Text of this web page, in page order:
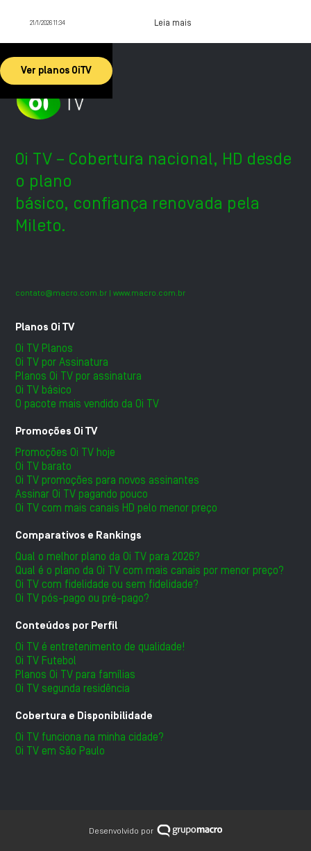
21/1/2026 11:34 Leia mais
Ver planos OiTV
Oi TV – Cobertura nacional, HD desde
o plano
básico, confiança renovada pela
Mileto.
contato@macro.com.br | www.macro.com.br
Planos Oi TV
Oi TV Planos
Oi TV por Assinatura
Planos Oi TV por assinatura
Oi TV básico
O pacote mais vendido da Oi TV
Promoções Oi TV
Promoções Oi TV hoje
Oi TV barato
Oi TV promoções para novos assinantes
Assinar Oi TV pagando pouco
Oi TV com mais canais HD pelo menor preço
Comparativos e Rankings
Qual o melhor plano da Oi TV para 2026?
Qual é o plano da Oi TV com mais canais por menor preço?
Oi TV com fidelidade ou sem fidelidade?
Oi TV pós-pago ou pré-pago?
Conteúdos por Perfil
Oi TV é entretenimento de qualidade!
Oi TV Futebol
Planos Oi TV para famílias
Oi TV segunda residência
Cobertura e Disponibilidade
Oi TV funciona na minha cidade?
Oi TV em São Paulo
Desenvolvido por